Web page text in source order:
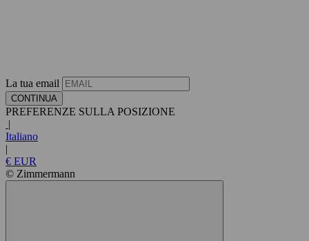
La tua email
CONTINUA
PREFERENZE SULLA POSIZIONE
|
Italiano
|
€ EUR
© Zimmermann